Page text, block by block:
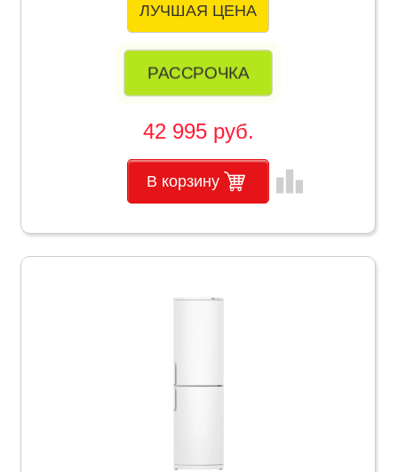
ЛУЧШАЯ ЦЕНА
РАССРОЧКА
42 995 руб.
В корзину leaderboard